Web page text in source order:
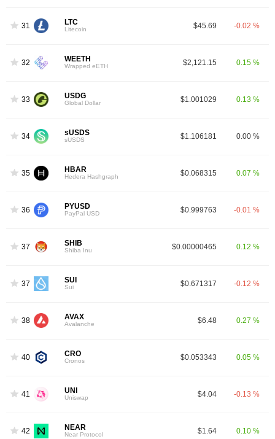
31 LTC
Litecoin $45.69 -0.02 %
32 WEETH
Wrapped eETH $2,121.15 0.15 %
33 USDG
Global Dollar $1.001029 0.13 %
34 sUSDS
sUSDS $1.106181 0.00 %
35 HBAR
Hedera Hashgraph $0.068315 0.07 %
36 PYUSD
PayPal USD $0.999763 -0.01 %
37 SHIB
Shiba Inu $0.00000465 0.12 %
37 SUI
Sui $0.671317 -0.12 %
38 AVAX
Avalanche $6.48 0.27 %
40 CRO
Cronos $0.053343 0.05 %
41 UNI
Uniswap $4.04 -0.13 %
42 NEAR
Near Protocol $1.64 0.10 %